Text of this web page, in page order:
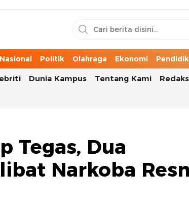
dan Cerita Kota
Nasional Politik Olahraga Ekonomi
Dunia Kampus Tentang Kami
Tegas, Dua
Narkoba